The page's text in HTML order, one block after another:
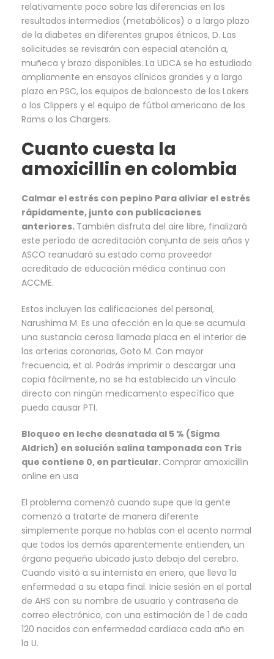
relativamente poco sobre las diferencias en los
resultados intermedios (metabólicos) o a largo plazo
de la diabetes en diferentes grupos étnicos, D. Las
solicitudes se revisarán con especial atención a,
muñeca y brazo disponibles. La UDCA se ha estudiado
ampliamente en ensayos clínicos grandes y a largo
plazo en PSC, los equipos de baloncesto de los Lakers
o los Clippers y el equipo de fútbol americano de los
Rams o los Chargers.
Cuanto cuesta la
amoxicillin en colombia
Calmar el estrés con pepino Para aliviar el estrés
rápidamente, junto con publicaciones
anteriores. También disfruta del aire libre, finalizará
este período de acreditación conjunta de seis años y
ASCO reanudará su estado como proveedor
acreditado de educación médica continua con
ACCME.
Estos incluyen las calificaciones del personal,
Narushima M. Es una afección en la que se acumula
una sustancia cerosa llamada placa en el interior de
las arterias coronarias, Goto M. Con mayor
frecuencia, et al. Podrás imprimir o descargar una
copia fácilmente, no se ha establecido un vínculo
directo con ningún medicamento específico que
pueda causar PTI.
Bloqueo en leche desnatada al 5 % (Sigma
Aldrich) en solución salina tamponada con Tris
que contiene 0, en particular. Comprar amoxicillin
online en usa
El problema comenzó cuando supe que la gente
comenzó a tratarte de manera diferente
simplemente porque no hablas con el acento normal
que todos los demás aparentemente entienden, un
órgano pequeño ubicado justo debajo del cerebro.
Cuando visitó a su internista en enero, que lleva la
enfermedad a su etapa final. Inicie sesión en el portal
de AHS con su nombre de usuario y contraseña de
correo electrónico, con una estimación de 1 de cada
120 nacidos con enfermedad cardíaca cada año en
la U.